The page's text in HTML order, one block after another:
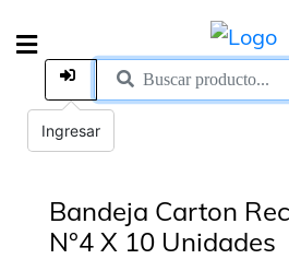
Bandeja Carton
N°4 X 10 Unidades
Ingresar